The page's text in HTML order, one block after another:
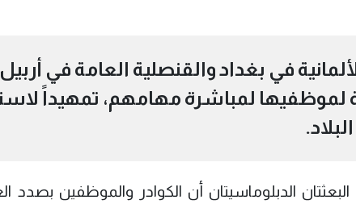
في بغداد والقنصلية العامة في
لموظفيها لمباشرة مهامهم، تمهيداً
الدبلوماسيتان أن الكوادر والموظفين